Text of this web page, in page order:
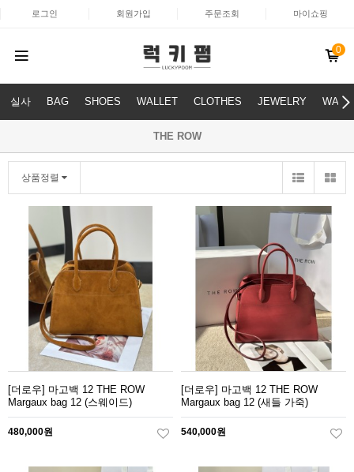
로그인 회원가입 주문조회 마이쇼핑
0
실사 BAG SHOES WALLET CLOTHES JEWELRY
THE ROW
상품정렬
[더로우] 마고백 12 THE ROW
Margaux bag 12 (스웨이드)
480,000원
[더로우] 마고백 12 THE ROW
Margaux bag 12 (새들 가죽)
540,000원